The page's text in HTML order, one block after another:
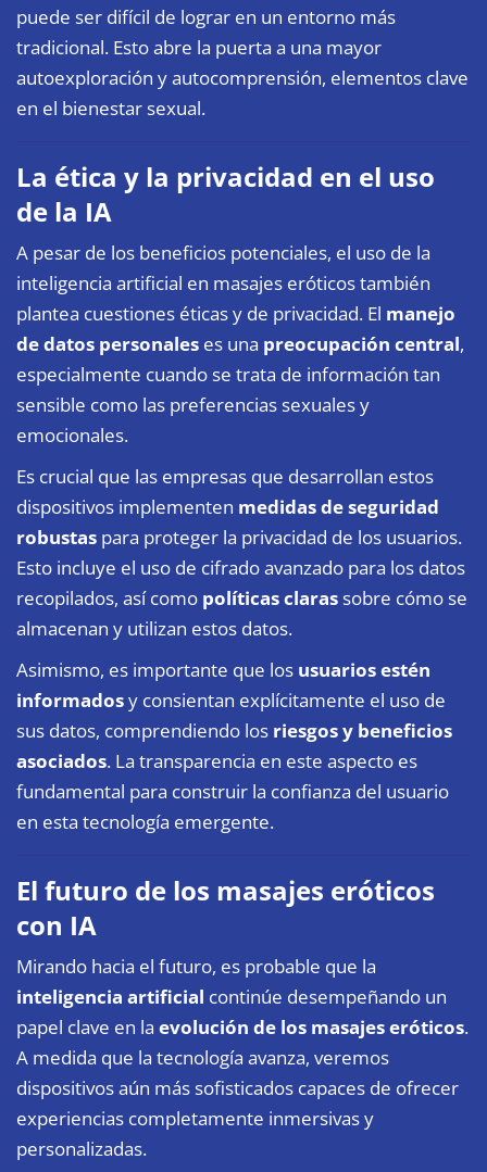
puede ser difícil de lograr en un entorno más
tradicional. Esto abre la puerta a una mayor
autoexploración y autocomprensión, elementos clave
en el bienestar sexual.
La ética y la privacidad en el uso
de la IA
A pesar de los beneficios potenciales, el uso de la
inteligencia artificial en masajes eróticos también
plantea cuestiones éticas y de privacidad. El manejo
de datos personales es una preocupación central,
especialmente cuando se trata de información tan
sensible como las preferencias sexuales y
emocionales.
Es crucial que las empresas que desarrollan estos
dispositivos implementen medidas de seguridad
robustas para proteger la privacidad de los usuarios.
Esto incluye el uso de cifrado avanzado para los datos
recopilados, así como políticas clarassobre cómo se
almacenan y utilizan estos datos.
Asimismo, es importante que los usuarios estén
informadosy consientan explícitamente el uso de
sus datos, comprendiendo los riesgos y beneficios
asociados. La transparencia en este aspecto es
fundamental para construir la confianza del usuario
en esta tecnología emergente.
El futuro de los masajes eróticos
con IA
Mirando hacia el futuro, es probable que la
inteligencia artificial continúe desempeñando un
papel clave en la evolución de los masajes eróticos.
A medida que la tecnología avanza, veremos
dispositivos aún más sofisticados capaces de ofrecer
experiencias completamente inmersivas y
personalizadas.